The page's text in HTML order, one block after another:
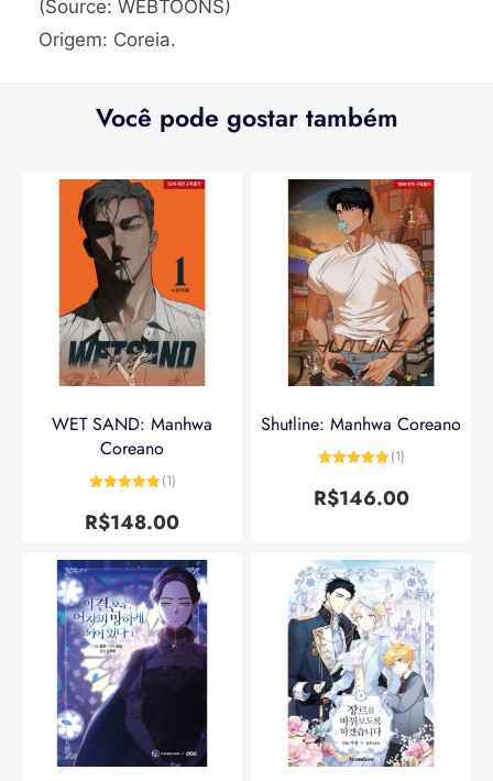
(Source: WEBTOONS)
Origem: Coreia.
Você pode gostar também
WET SAND: Manhwa
Coreano
de 5
(1)
R$148.00
Shutline: Manhwa Coreano
de 5
(1)
R$146.00